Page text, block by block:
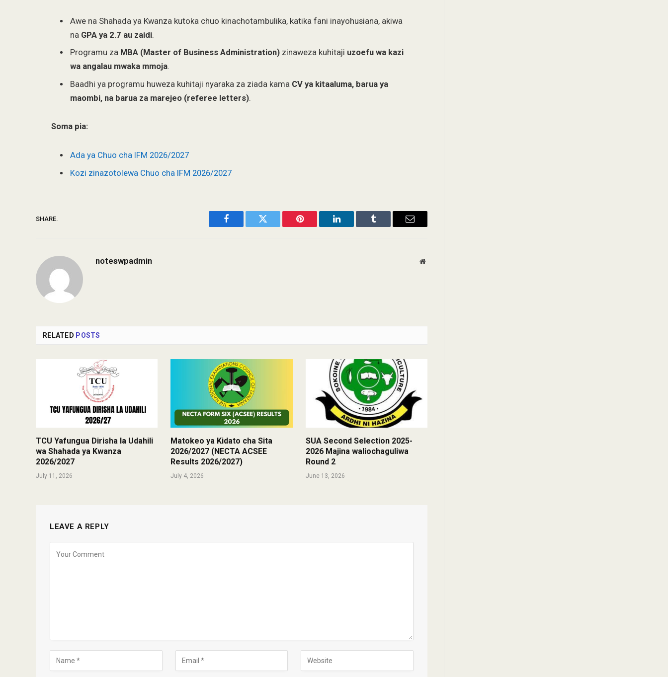
Awe na Shahada ya Kwanza kutoka chuo kinachotambulika, katika fani inayohusiana, akiwa
na GPA ya 2.7 au zaidi.
Programu za MBA (Master of Business Administration) zinaweza kuhitaji uzoefu wa kazi
wa angalau mwaka mmoja.
Baadhi ya programu huweza kuhitaji nyaraka za ziada kama CV ya kitaaluma, barua ya
maombi, na barua za marejeo (referee letters).
Soma pia:
Ada ya Chuo cha IFM 2026/2027
Kozi zinazotolewa Chuo cha IFM 2026/2027
SHARE.
Facebook Twitter Pinterest LinkedIn Tumblr Email
noteswpadmin Website
RELATED POSTS
TCU Yafungua Dirisha la Udahili
wa Shahada ya Kwanza
2026/2027
July 11, 2026
Matokeo ya Kidato cha Sita
2026/2027 (NECTA ACSEE
Results 2026/2027)
July 4, 2026
SUA Second Selection 2025-
2026 Majina waliochaguliwa
Round 2
June 13, 2026
LEAVE A REPLY